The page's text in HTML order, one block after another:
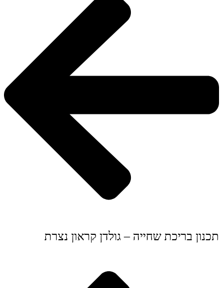
תכנון בריכת שחייה – גולדן קראון נצרת